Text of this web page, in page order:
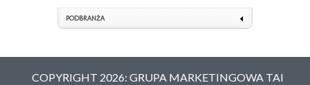
PODBRANŻA
COPYRIGHT 2026: GRUPA MARKETINGOWA TAI